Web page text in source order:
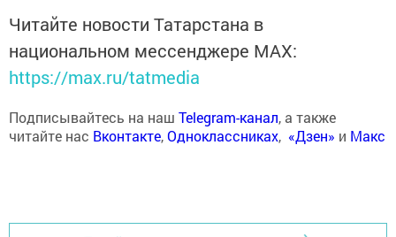
Читайте новости Татарстана в
национальном мессенджере MАХ:
https://max.ru/tatmedia
Подписывайтесь на наш Telegram-канал, а также
читайте нас Вконтакте,Одноклассниках, «Дзен» и Макс